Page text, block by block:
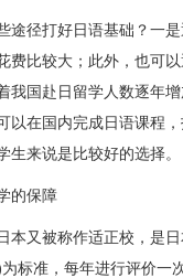
径打好日语基础？一是
费比较大；此外，也可
我国赴日留学人数逐年
以在国内完成日语课程
生来说是比较好的选择。
的保障
又被称作适正校，是日
标准，每年进行评价一